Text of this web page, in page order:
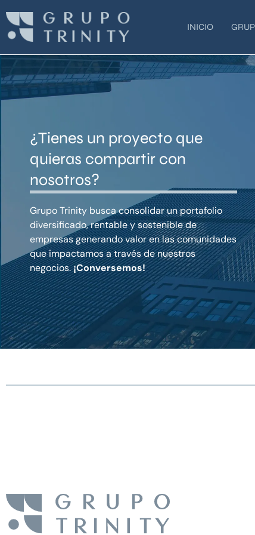
contenido
INICIO
¿Tienes un proyecto que
quieras compartir con
nosotros?
Grupo Trinity busca consolidar un portafolio
diversificado, rentable y sostenible de
empresas generando valor en las comunidades
que impactamos a través de nuestros
negocios.¡Conversemos!